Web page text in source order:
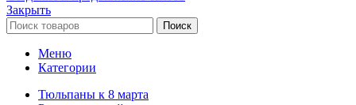
Закрыть
Поиск
Меню
Категории
Тюльпаны к 8 марта